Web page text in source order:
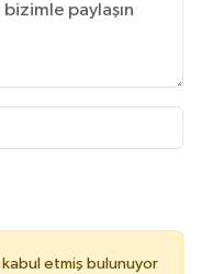
kabul etmiş bulunuyor